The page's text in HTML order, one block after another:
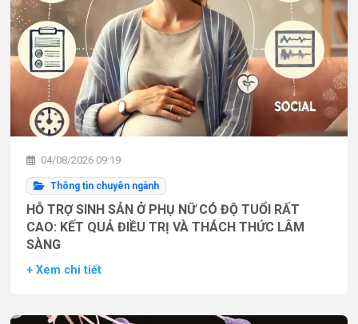
04/08/2026 09:19
Thông tin chuyên ngành
HỖ TRỢ SINH SẢN Ở PHỤ NỮ CÓ ĐỘ TUỔI RẤT
CAO: KẾT QUẢ ĐIỀU TRỊ VÀ THÁCH THỨC LÂM
SÀNG
+ Xem chi tiết